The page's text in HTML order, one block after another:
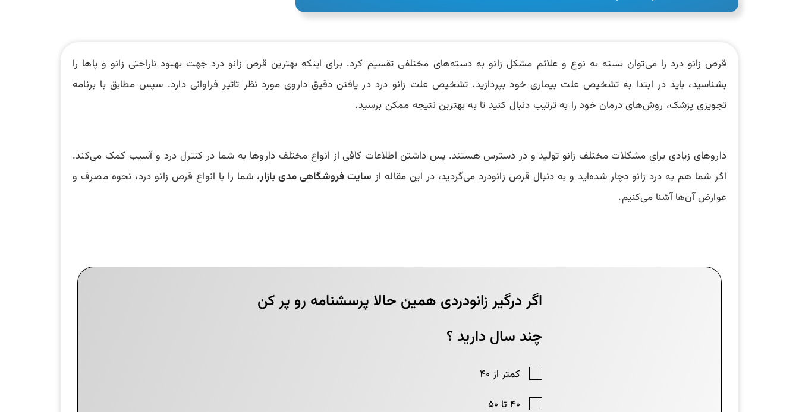
قرص زانو درد را می‌توان بسته به نوع و علائم مشکل زانو به دسته‌های مختلفی تقسیم کرد. برای اینکه بهترین قرص زانو درد جهت بهبود ناراحتی زانو و پاها را
بشناسید، باید در ابتدا به تشخیص علت بیماری خود بپردازید. تشخیص علت زانو درد در یافتن دقیق داروی مورد نظر تاثیر فراوانی دارد. سپس مطابق با برنامه
تجویزی پزشک، روش‌های درمان خود را به ترتیب دنبال کنید تا به بهترین نتیجه‌ ممکن برسید.
داروهای زیادی برای مشکلات مختلف زانو تولید و در دسترس هستند. پس داشتن اطلاعات کافی از انواع مختلف داروها به شما در کنترل درد و آسیب کمک می‌کند.
اگر شما هم به درد زانو دچار شده‌اید و به دنبال قرص زانودرد می‌گردید، در این مقاله از سایت فروشگاهی مدی بازار، شما را با انواع قرص زانو درد، نحوه مصرف و
عوارض آن‌ها آشنا می‌کنیم.